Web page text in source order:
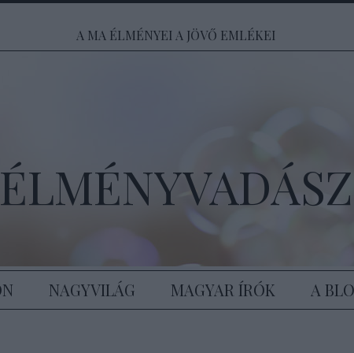
A MA ÉLMÉNYEI A JÖVŐ EMLÉKEI
ÉLMÉNYVADÁSZ
NAGYVILÁG MAGYAR ÍRÓK A